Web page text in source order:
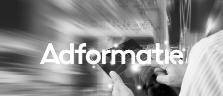
Menu
Home